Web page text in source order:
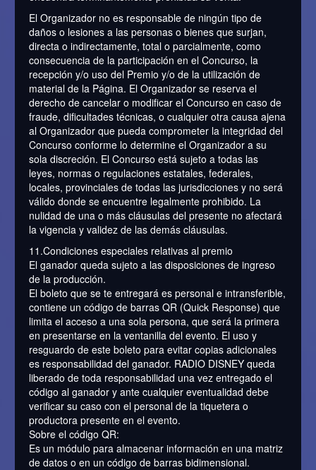
El Organizador no es responsable de ningún tipo de
daños o lesiones a las personas o bienes que surjan,
directa o indirectamente, total o parcialmente, como
consecuencia de la participación en el Concurso, la
recepción y/o uso del Premio y/o de la utilización de
material de la Página. El Organizador se reserva el
derecho de cancelar o modificar el Concurso en caso de
fraude, dificultades técnicas, o cualquier otra causa ajena
al Organizador que pueda comprometer la integridad del
Concurso conforme lo determine el Organizador a su
sola discreción. El Concurso está sujeto a todas las
leyes, normas o regulaciones estatales, federales,
locales, provinciales de todas las jurisdicciones y no será
válido donde se encuentre legalmente prohibido. La
nulidad de una o más cláusulas del presente no afectará
la vigencia y validez de las demás cláusulas.
11.Condiciones especiales relativas al premio
El ganador queda sujeto a las disposiciones de ingreso
de la producción.
El boleto que se te entregará es personal e intransferible,
contiene un código de barras QR (Quick Response) que
limita el acceso a una sola persona, que será la primera
en presentarse en la ventanilla del evento. El uso y
resguardo de este boleto para evitar copias adicionales
es responsabilidad del ganador. RADIO DISNEY queda
liberado de toda responsabilidad una vez entregado el
código al ganador y ante cualquier eventualidad debe
verificar su caso con el personal de la tiquetera o
productora presente en el evento.
Sobre el código QR:
Es un módulo para almacenar información en una matriz
de datos o en un código de barras bidimensional.